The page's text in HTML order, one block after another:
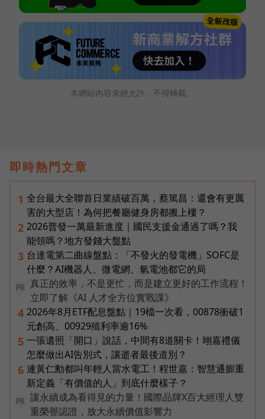
本網站內容未經允許，不得轉載。
即時熱門文章
1 全台最大全聯首日業績破百萬，蔡篤昌：還會有更厲
害的大型店！為何把餐廳健身房都搬上樓？
2 2026普發一萬最新進度｜國民支援金通過了嗎？我
能領嗎？地方發錢大盤點
3 台達電第二曲線盤點：「不發火的發電機」SOFC是
什麼？AI機器人、微電網、氫電池都它的局
PR
真正的效率，不是更忙，而是建立更好的工作流程！
立即了解《AI 人才全方位實戰課》
4 2026年8月ETF配息盤點｜19檔一次看，00878衝破1
元創高、00929殖利率逾16%
5 一張遺照「開口」說話，中間有8道關卡！翊嘉禮儀
怎麼做出AI告別式，讓逝者最後道別？
6 連黃仁勳都叫年輕人當水電工！程世嘉：智慧通膨重
新定義「有價值的人」到底什麼樣子？
PR
讓永續成為看得見的力量！國際品牌X百大經理人雙
重榮譽認證，放大永續價值影響力